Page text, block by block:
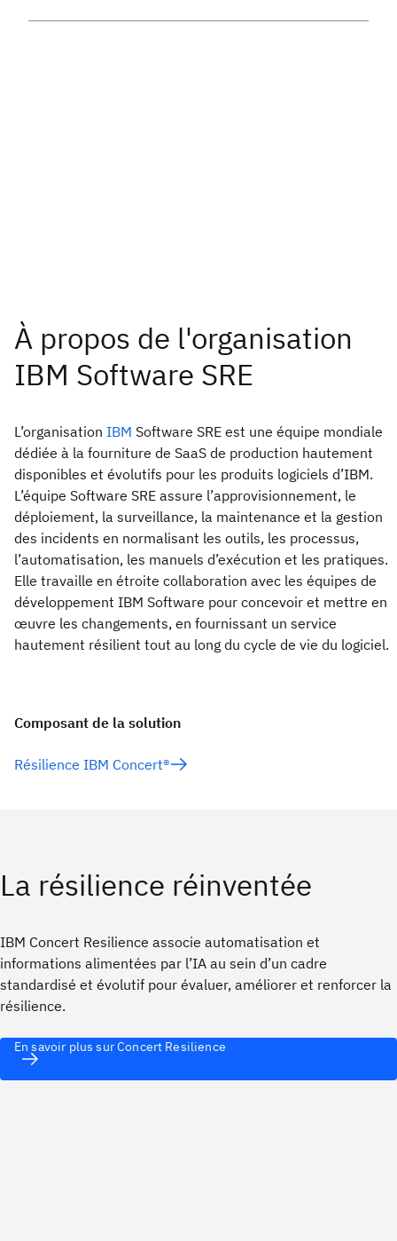
L’organisation IBM Software SRE est une équipe mondiale
dédiée à la fourniture de SaaS de production hautement
disponibles et évolutifs pour les produits logiciels d’IBM.
L’équipe Software SRE assure l’approvisionnement, le
déploiement, la surveillance, la maintenance et la gestion
des incidents en normalisant les outils, les processus,
l’automatisation, les manuels d’exécution et les pratiques.
Elle travaille en étroite collaboration avec les équipes de
développement IBM Software pour concevoir et mettre en
œuvre les changements, en fournissant un service
hautement résilient tout au long du cycle de vie du logiciel.
Composant de la solution
Résilience IBM Concert®
La résilience réinventée
IBM Concert Resilience associe automatisation et
informations alimentées par l’IA au sein d’un cadre
standardisé et évolutif pour évaluer, améliorer et renforcer la
résilience.
En savoir plus sur Concert Resilience